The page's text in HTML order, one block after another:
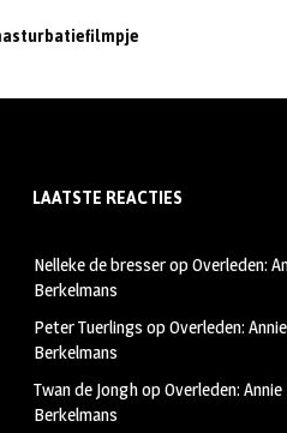
LAATSTE REACTIES
Nelleke de bresseropOverleden:
Berkelmans
Peter Tuerlings opOverleden:
Berkelmans
Twan de JonghopOverleden:
Berkelmans